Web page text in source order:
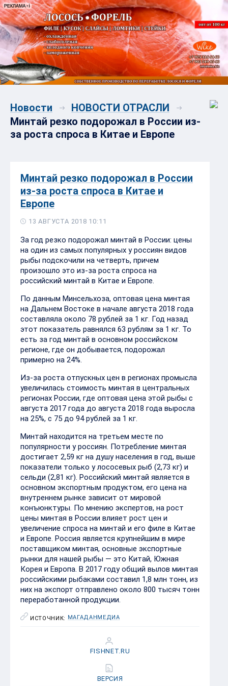
Новости
НОВОСТИ ОТРАСЛИ
Минтай резко подорожал в России из-
за роста спроса в Китае и Европе
Минтай резко подорожал в России
из-за роста спроса в Китае и
Европе
13 АВГУСТА 2018 10:11
За год резко подорожал минтай в России: цены
на один из самых популярных у россиян видов
рыбы подскочили на четверть, причем
произошло это из-за роста спроса на
российский минтай в Китае и Европе.
По данным Минсельхоза, оптовая цена минтая
на Дальнем Востоке в начале августа 2018 года
составляла около 78 рублей за 1 кг. Год назад
этот показатель равнялся 63 рублям за 1 кг. То
есть за год минтай в основном российском
регионе, где он добывается, подорожал
примерно на 24%.
Из-за роста отпускных цен в регионах промысла
увеличилась стоимость минтая в центральных
регионах России, где оптовая цена этой рыбы с
августа 2017 года до августа 2018 года выросла
на 25%, с 75 до 94 рублей за 1 кг.
Минтай находится на третьем месте по
популярности у россиян. Потребление минтая
достигает 2,59 кг на душу населения в год, выше
показатели только у лососевых рыб (2,73 кг) и
сельди (2,81 кг). Российский минтай является в
основном экспортным продуктом, его цена на
внутреннем рынке зависит от мировой
конъюнктуры. По мнению экспертов, на рост
цены минтая в России влияет рост цен и
увеличение спроса на минтай и его филе в Китае
и Европе. Россия является крупнейшим в мире
поставщиком минтая, основные экспортные
рынки для нашей рыбы — это Китай, Южная
Корея и Европа. В 2017 году общий вылов минтая
российскими рыбаками составил 1,8 млн тонн, из
них на экспорт отправлено около 800 тысяч тонн
переработанной продукции.
ИСТОЧНИК: МАГАДАНМЕДИА
FISHNET.RU
ВЕРСИЯ